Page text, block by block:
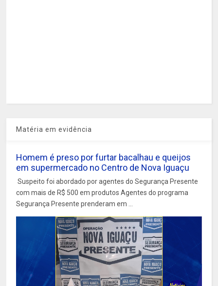
Matéria em evidência
Homem é preso por furtar bacalhau e queijos
em supermercado no Centro de Nova Iguaçu
Suspeito foi abordado por agentes do Segurança Presente
com mais de R$ 500 em produtos Agentes do programa
Segurança Presente prenderam em ...